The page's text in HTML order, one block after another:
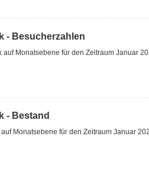
- Besucherzahlen
Monatsebene für den Zeitraum Januar
- Bestand
Monatsebene für den Zeitraum Januar